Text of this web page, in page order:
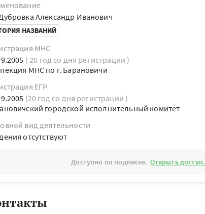
Александр Иванович
НАЗВАНИЙ
МНС
( 20 год со дня регистрации )
МНС по г. Барановичи
ЕГР
(20 год со дня регистрации )
городской исполнительный комитет
вид деятельности
отсутствуют
Доступно по подписке. Открыть доступ.